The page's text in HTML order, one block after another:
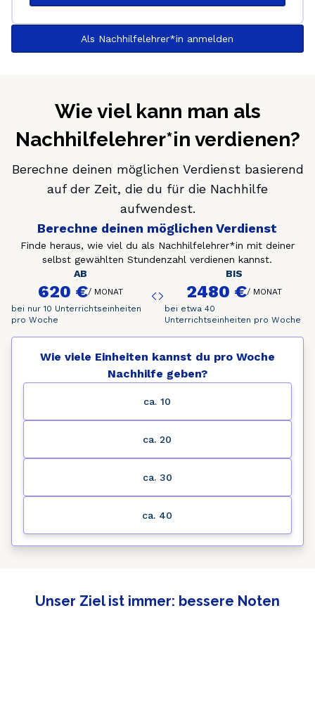
Als Nachhilfelehrer*in anmelden
Wie viel kann man als
Nachhilfelehrer*in verdienen?
Berechne deinen möglichen Verdienst basierend
auf der Zeit, die du für die Nachhilfe
aufwendest.
Berechne deinen möglichen Verdienst
Finde heraus, wie viel du als Nachhilfelehrer*in mit deiner
selbst gewählten Stundenzahl verdienen kannst.
AB
620 €/ MONAT
bei nur 10 Unterrichtseinheiten
pro Woche
BIS
2480 €/ MONAT
bei etwa 40
Unterrichtseinheiten pro Woche
Wie viele Einheiten kannst du pro Woche
Nachhilfe geben?
ca. 10
ca. 20
ca. 30
ca. 40
Unser Ziel ist immer: bessere Noten